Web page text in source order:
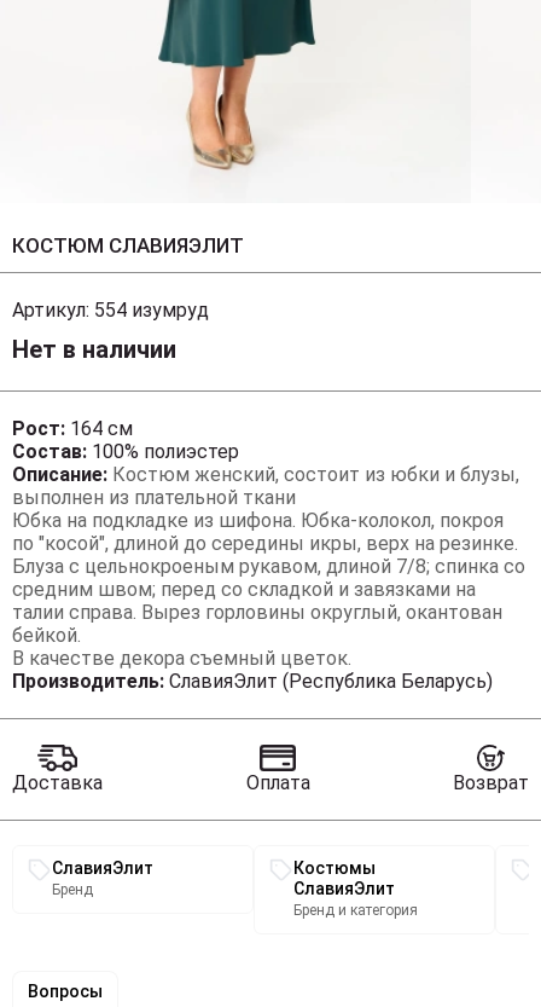
КОСТЮМ СЛАВИЯЭЛИТ
Артикул: 554 изумруд
Нет в наличии
Рост: 164 см
Состав: 100% полиэстер
Описание: Костюм женский, состоит из юбки и блузы,
выполнен из плательной ткани
Юбка на подкладке из шифона. Юбка-колокол, покроя
по "косой", длиной до середины икры, верх на резинке.
Блуза с цельнокроеным рукавом, длиной 7/8; спинка со
средним швом; перед со складкой и завязками на
талии справа. Вырез горловины округлый, окантован
бейкой.
В качестве декора съемный цветок.
*Возможно отличие фото по оттенку связанное с
БЛУЗА:
Ширина рукава под проймой 1/2: р.48-25см, р.50-25,5см,
р.52-26см, р.54-26,5см, р.56-27см (допуск (+-) 0,5см)
Ширина рукава по низу 1/2: р.48-15см, р.50-15,5см, р.52-
Длина по центру спинки : р.48,50,52 - 54,5см, р.54,56 -
56,5см (допуск (+-) 1см)
Длина плеча от горловины до низа рук: р.48,50,52 - 57см,
р.54-64см, р.56-66см (допуск (+-) 1см)
Производитель: СлавияЭлит (Республика Беларусь)
Доставка Оплата Возврат
Связанные разделы каталога
СлавияЭлит
Бренд
Костюмы
СлавияЭлит
Бренд и категория
Вопросы